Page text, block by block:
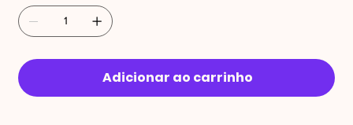
Adicionar ao carrinho